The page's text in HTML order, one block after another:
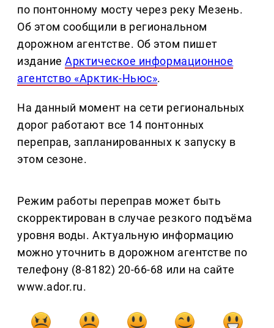
по понтонному мосту через реку Мезень.
Об этом сообщили в региональном
дорожном агентстве. Об этом пишет
изданиеАрктическое информационное
агентство «Арктик-Ньюс».
На данный момент на сети региональных
дорог работают все 14 понтонных
переправ, запланированных к запуску в
этом сезоне.
Режим работы переправ может быть
скорректирован в случае резкого подъёма
уровня воды. Актуальную информацию
можно уточнить в дорожном агентстве по
телефону (8-8182) 20-66-68 или на сайте
www.ador.ru.